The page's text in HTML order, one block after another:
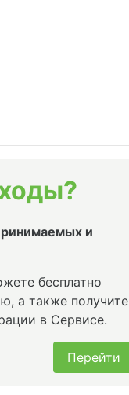
и
бесплатно
а также получите
в Сервисе.
Перейти